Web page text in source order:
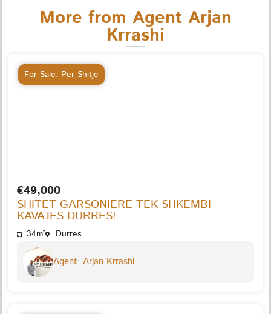
More from Agent Arjan
Krrashi
For Sale, Per Shitje
€49,000
SHITET GARSONIERE TEK SHKEMBI
KAVAJES DURRES!
34m² Durres
Agent: Arjan Krrashi